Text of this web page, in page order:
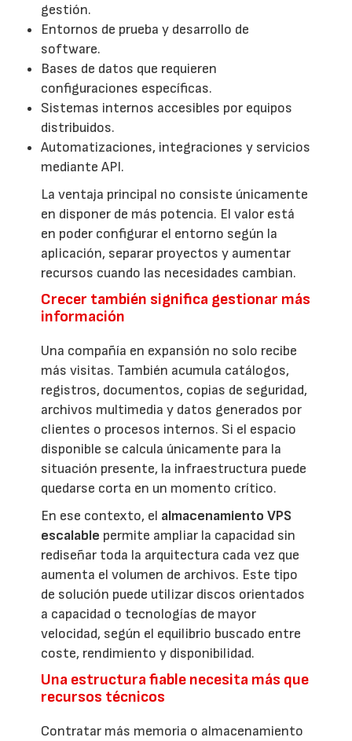
gestión.
Entornos de prueba y desarrollo de
software.
Bases de datos que requieren
configuraciones específicas.
Sistemas internos accesibles por equipos
distribuidos.
Automatizaciones, integraciones y servicios
mediante API.
La ventaja principal no consiste únicamente
en disponer de más potencia. El valor está
en poder configurar el entorno según la
aplicación, separar proyectos y aumentar
recursos cuando las necesidades cambian.
Crecer también significa gestionar más
información
Una compañía en expansión no solo recibe
más visitas. También acumula catálogos,
registros, documentos, copias de seguridad,
archivos multimedia y datos generados por
clientes o procesos internos. Si el espacio
disponible se calcula únicamente para la
situación presente, la infraestructura puede
quedarse corta en un momento crítico.
En ese contexto, el almacenamiento VPS
escalable permite ampliar la capacidad sin
rediseñar toda la arquitectura cada vez que
aumenta el volumen de archivos. Este tipo
de solución puede utilizar discos orientados
a capacidad o tecnologías de mayor
velocidad, según el equilibrio buscado entre
coste, rendimiento y disponibilidad.
Una estructura fiable necesita más que
recursos técnicos
Contratar más memoria o almacenamiento